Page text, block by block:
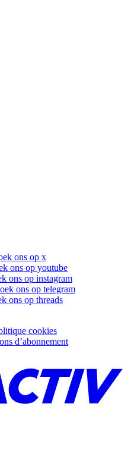
ons op x
ons op youtube
ons op instagram
ons op telegram
ons op threads
cookies
d’abonnement